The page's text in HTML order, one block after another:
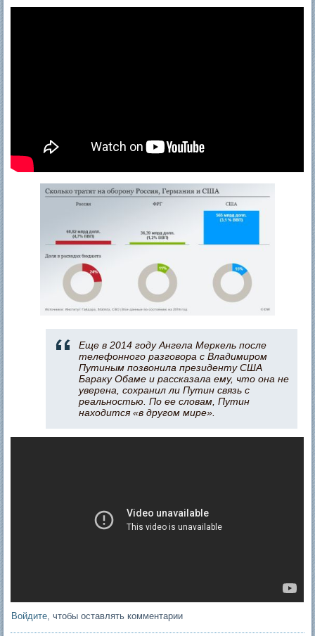
Еще в 2014 году Ангела Меркель после
телефонного разговора с Владимиром
Путиным позвонила президенту США
Бараку Обаме и рассказала ему, что она не
уверена, сохранил ли Путин связь с
реальностью. По ее словам, Путин
находится «в другом мире».
Войдите, чтобы оставлять комментарии